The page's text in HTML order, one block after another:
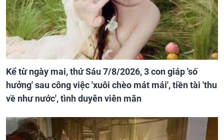
Kể từ ngày mai, thứ Sáu 7/8/2026, 3 con giáp 'số
hưởng' sau công việc 'xuôi chèo mát mái', tiền tài 'thu
về như nước', tình duyên viên mãn